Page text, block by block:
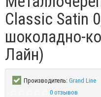
Classic Satin
шоколадно-
Лайн)
Производитель:Grand Line
0 отзывов